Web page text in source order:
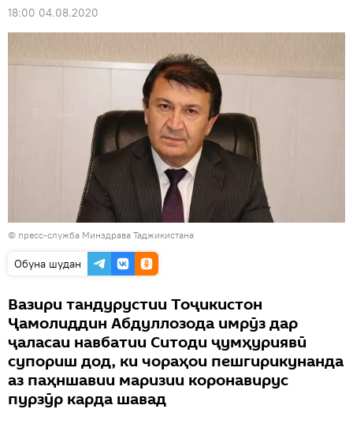
18:00 04.08.2020
© пресс-служба Минздрава Таджикистана
Обуна шудан
Вазири тандурустии Тоҷикистон
Ҷамолиддин Абдуллозода имрӯз дар
ҷаласаи навбатии Ситоди ҷумҳуриявӣ
супориш дод, ки чораҳои пешгирикунанда
аз паҳншавии маризии коронавирус
пурзӯр карда шавад